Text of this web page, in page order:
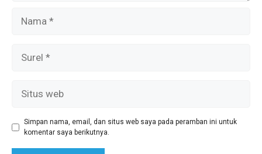
Simpan nama, email, dan situs web saya pada peramban ini untuk
komentar saya berikutnya.